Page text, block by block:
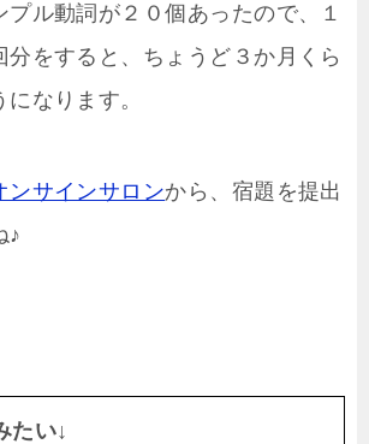
プル動詞が２０個あったので、１
分をすると、ちょうど３か月くら
なります。
ンサインサロンから、宿題を提出
♪
たい↓